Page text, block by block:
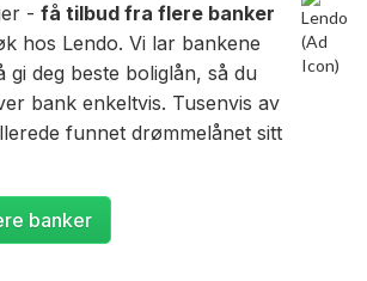
- få tilbud fra flere banker
hos Lendo. Vi lar bankene
deg beste boliglån, så du
bank enkeltvis. Tusenvis av
funnet drømmelånet sitt
banker